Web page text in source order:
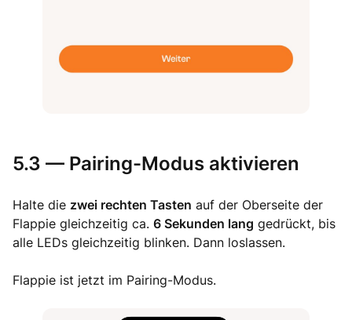
5.3 — Pairing-Modus aktivieren
Halte die zwei rechten Tasten auf der Oberseite der
Flappie gleichzeitig ca. 6 Sekunden lang gedrückt, bis
alle LEDs gleichzeitig blinken. Dann loslassen.
Flappie ist jetzt im Pairing-Modus.